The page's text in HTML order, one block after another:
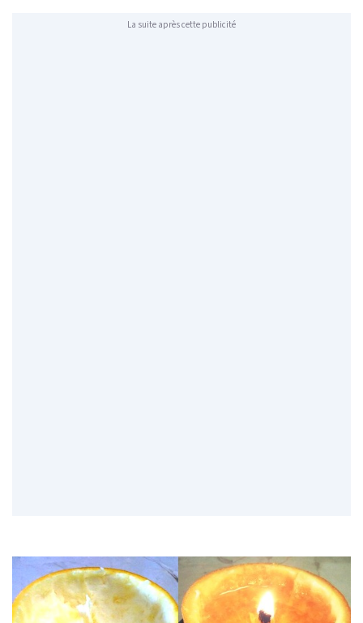
La suite après cette publicité